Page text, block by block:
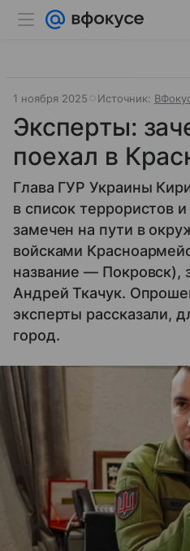
1 ноября 2025 Источник:
Эксперты:
поехал в
Глава ГУР Украины
в список террористов
замечен на пути в
войсками
название — Покровск),
Андрей Ткачук.
эксперты рассказали,
город.